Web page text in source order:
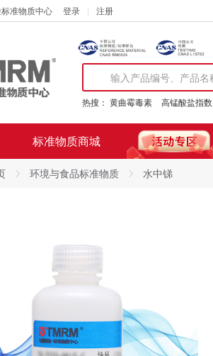
准物质中心 登录 注册
热搜： 黄曲霉毒素 高锰酸盐指数
标准物质商城
环境与食品标准物质 水中锑